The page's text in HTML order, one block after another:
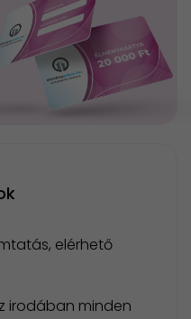
elérhető
irodában minden